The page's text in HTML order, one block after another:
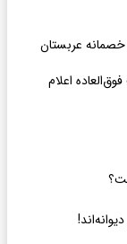
عربستان
اعلام